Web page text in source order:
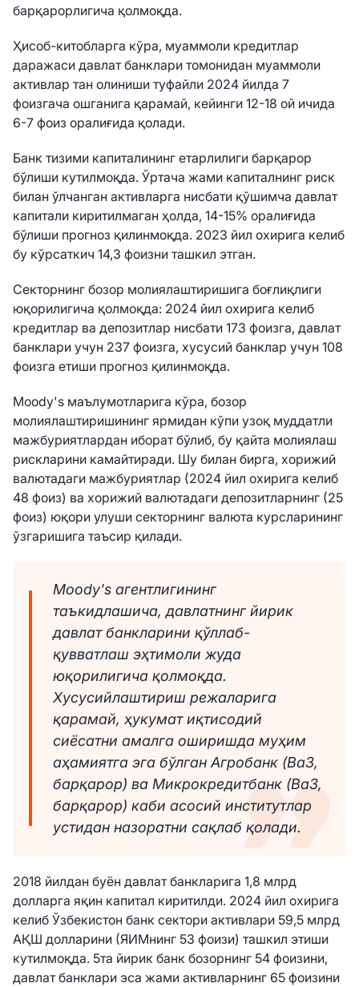
барқарорлигича қолмоқда.
Ҳисоб-китобларга кўра, муаммоли кредитлар
даражаси давлат банклари томонидан муаммоли
активлар тан олиниши туфайли 2024 йилда 7
фоизгача ошганига қарамай, кейинги 12-18 ой ичида
6-7 фоиз оралиғида қолади.
Банк тизими капиталининг етарлилиги барқарор
бўлиши кутилмоқда. Ўртача жами капиталнинг риск
билан ўлчанган активларга нисбати қўшимча давлат
капитали киритилмаган ҳолда, 14-15% оралиғида
бўлиши прогноз қилинмоқда. 2023 йил охирига келиб
бу кўрсаткич 14,3 фоизни ташкил этган.
Секторнинг бозор молиялаштиришига боғлиқлиги
юқорилигича қолмоқда: 2024 йил охирига келиб
кредитлар ва депозитлар нисбати 173 фоизга, давлат
банклари учун 237 фоизга, хусусий банклар учун 108
фоизга етиши прогноз қилинмоқда.
Мoody's маълумотларига кўра, бозор
молиялаштиришининг ярмидан кўпи узоқ муддатли
мажбуриятлардан иборат бўлиб, бу қайта молиялаш
рискларини камайтиради. Шу билан бирга, хорижий
валютадаги мажбуриятлар (2024 йил охирига келиб
48 фоиз) ва хорижий валютадаги депозитларнинг (25
фоиз) юқори улуши секторнинг валюта курсларининг
ўзгаришига таъсир қилади.
Мoody's агентлигининг
таъкидлашича, давлатнинг йирик
давлат банкларини қўллаб-
қувватлаш эҳтимоли жуда
юқорилигича қолмоқда.
Хусусийлаштириш режаларига
қарамай, ҳукумат иқтисодий
сиёсатни амалга оширишда муҳим
аҳамиятга эга бўлган Агробанк (Ba3,
барқарор) ва Микрокредитбанк (Ba3,
барқарор) каби асосий институтлар
устидан назоратни сақлаб қолади.
2018 йилдан буён давлат банкларига 1,8 млрд
долларга яқин капитал киритилди. 2024 йил охирига
келиб Ўзбекистон банк сектори активлари 59,5 млрд
АҚШ долларини (ЯИМнинг 53 фоизи) ташкил этиши
кутилмоқда. 5та йирик банк бозорнинг 54 фоизини,
давлат банклари эса жами активларнинг 65 фоизини